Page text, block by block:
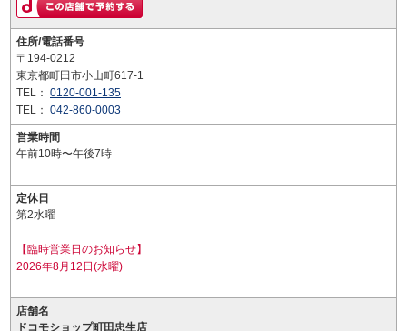
住所/電話番号
〒194-0212
東京都町田市小山町617-1
TEL： 0120-001-135
TEL： 042-860-0003
営業時間
午前10時〜午後7時
定休日
第2水曜
【臨時営業日のお知らせ】
2026年8月12日(水曜)
店舗名
ドコモショップ町田忠生店